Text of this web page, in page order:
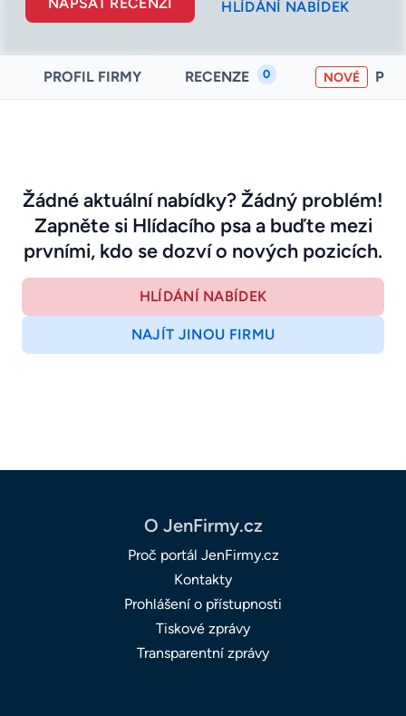
NAPSAT RECENZI HLÍDÁNÍ NABÍDEK
PROFIL FIRMY RECENZE 0 NOVÉ
Žádné aktuální nabídky? Žádný problém!
Zapněte si Hlídacího psa a buďte mezi
prvními, kdo se dozví o nových pozicích.
HLÍDÁNÍ NABÍDEK
NAJÍT JINOU FIRMU
O JenFirmy.cz
Proč portál JenFirmy.cz
Kontakty
Prohlášení o přístupnosti
Tiskové zprávy
Transparentní zprávy